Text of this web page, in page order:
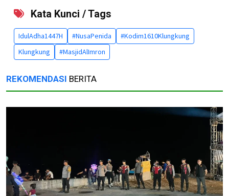
Kata Kunci / Tags
IdulAdha1447H #NusaPenida
#Kodim1610Klungkung
Klungkung
#MasjidAlImron
REKOMENDASI BERITA